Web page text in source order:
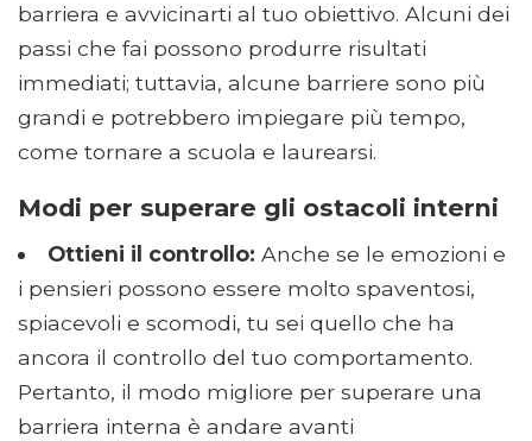
barriera e avvicinarti al tuo obiettivo. Alcuni dei
passi che fai possono produrre risultati
immediati; tuttavia, alcune barriere sono più
grandi e potrebbero impiegare più tempo,
come tornare a scuola e laurearsi.
Modi per superare gli ostacoli interni
Ottieni il controllo: Anche se le emozioni e
i pensieri possono essere molto spaventosi,
spiacevoli e scomodi, tu sei quello che ha
ancora il controllo del tuo comportamento.
Pertanto, il modo migliore per superare una
barriera interna è andare avanti